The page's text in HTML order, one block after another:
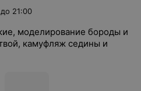
до 21:00
моделирование бороды и
камуфляж седины и